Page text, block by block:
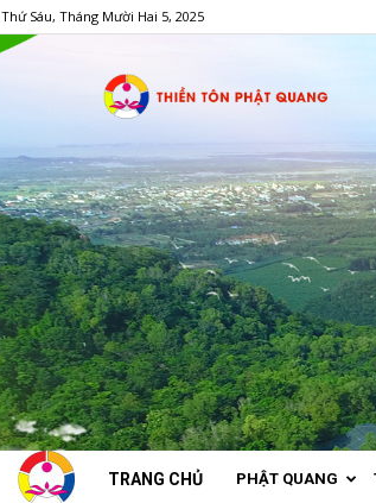
Thứ Sáu, Tháng Mười Hai 5, 2025
TRANG CHỦ PHẬT QUANG